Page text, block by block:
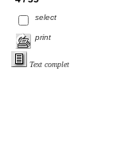
select
print
Text complet